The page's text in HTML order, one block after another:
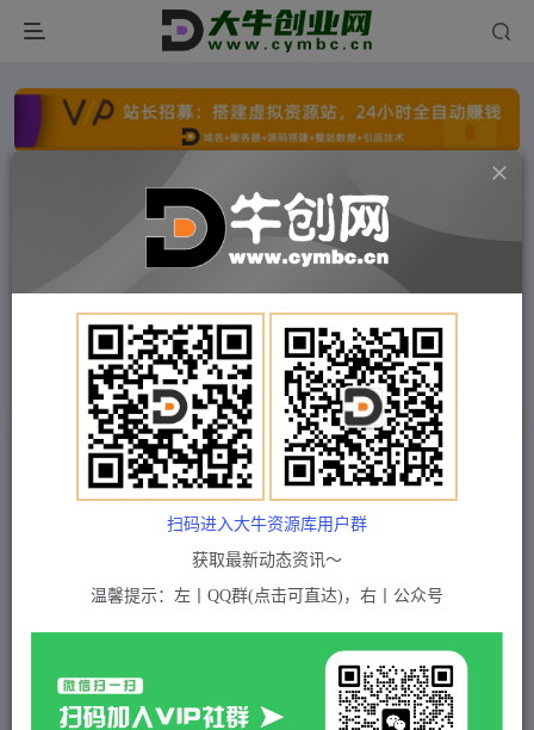
点击开通分站+ 每日收入300+
文字广告火爆招租 文字广告火爆招租
文字广告火爆招租
文字广告火爆招租 文字广告火爆招租
付费项目 冒泡网 正文
石头纪实·纪录片解说实操课，3天入门，快速掌握
纪录片解说视频制作
5 积分
付费资源
扫码进入大牛资源库用户群
获取最新动态资讯～
温馨提示：左丨QQ群(点击可直达)，右丨公众号